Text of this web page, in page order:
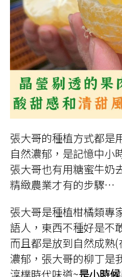
張大哥的種植方式都是
自然濃郁，是記憶中小
張大哥也有用糖蜜牛奶
精緻農業才有的步驟…
張大哥是種植柑橘類專
語人， 東西不種好是不
而且都是放到自然成熟(
濃郁 ，張大哥的柳丁是